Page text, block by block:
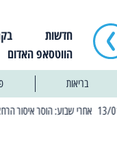
חדשות
הווטסאפ האדום
בריאות